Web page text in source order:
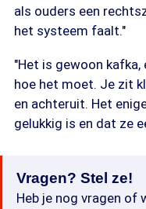
als ouders een
het systeem faalt."
"Het is gewoon
hoe het moet. Je zit
en achteruit. Het
gelukkig is en dat ze
Vragen? Stel ze!
Heb je nog vragen of